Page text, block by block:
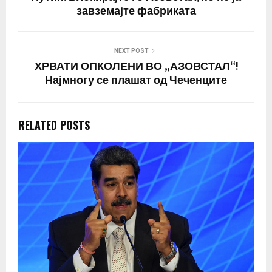
завземајте фабриката
NEXT POST
ХРВАТИ ОПКОЛЕНИ ВО „АЗОВСТАЛ“!
Најмногу се плашат од Чеченците
RELATED POSTS